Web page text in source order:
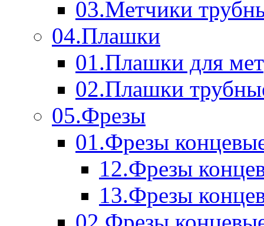
03.Метчики
04.Плашки
01.Плашки для
02.Плашки
05.Фрезы
01.Фрезы
12.Фрезы
13.Фрезы